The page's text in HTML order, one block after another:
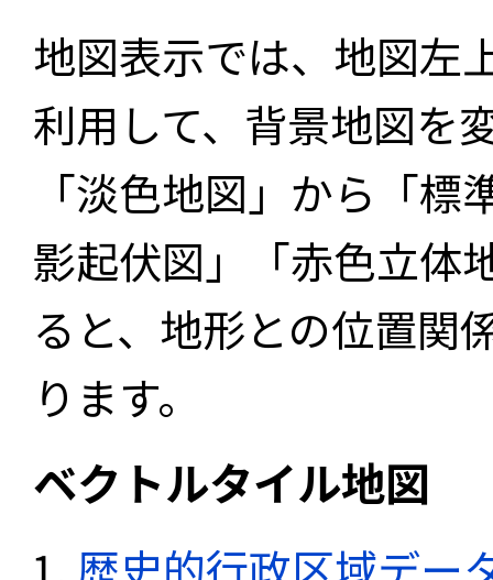
地図表示では、地図左
利用して、背景地図を
「淡色地図」から「
影起伏図」「赤色立体
ると、地形との位置関
ります。
ベクトルタイル地図